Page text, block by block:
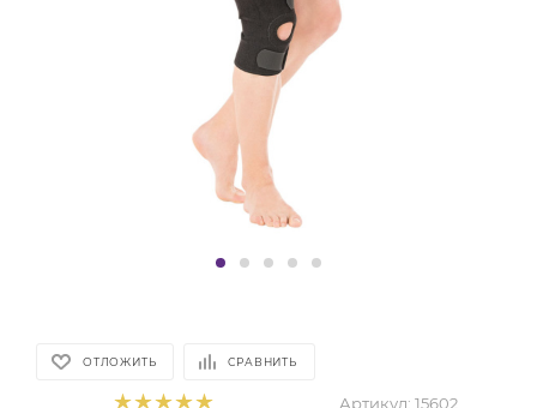
ОТЛОЖИТЬ СРАВНИТЬ
Артикул: 15602